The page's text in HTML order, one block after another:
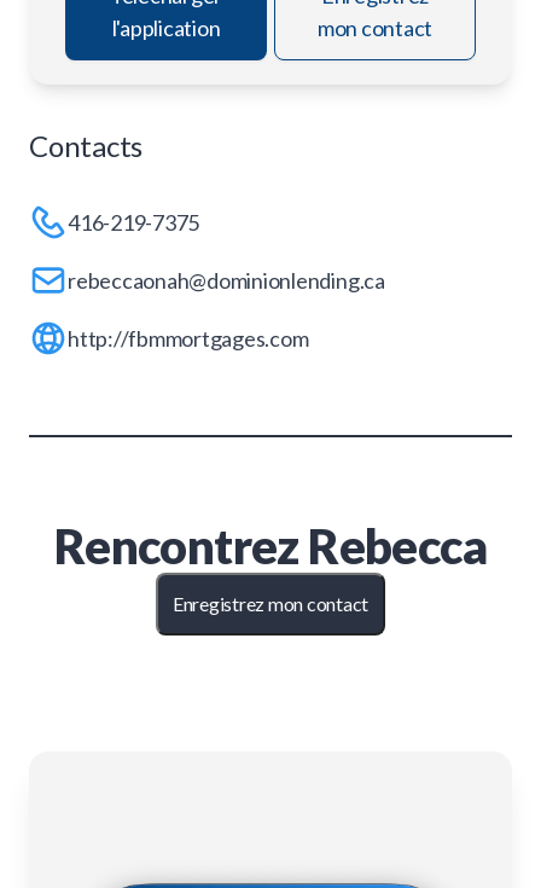
l'application
mon contact
Contacts
416-219-7375
rebeccaonah@dominionlending.ca
http://fbmmortgages.com
Rencontrez Rebecca
Enregistrez mon contact